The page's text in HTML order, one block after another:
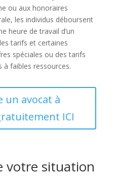
ou aux honoraires
les individus déboursent
heure de travail d’un
tarifs et certaines
spéciales ou des tarifs
à faibles ressources.
un avocat à
ICI
votre situation